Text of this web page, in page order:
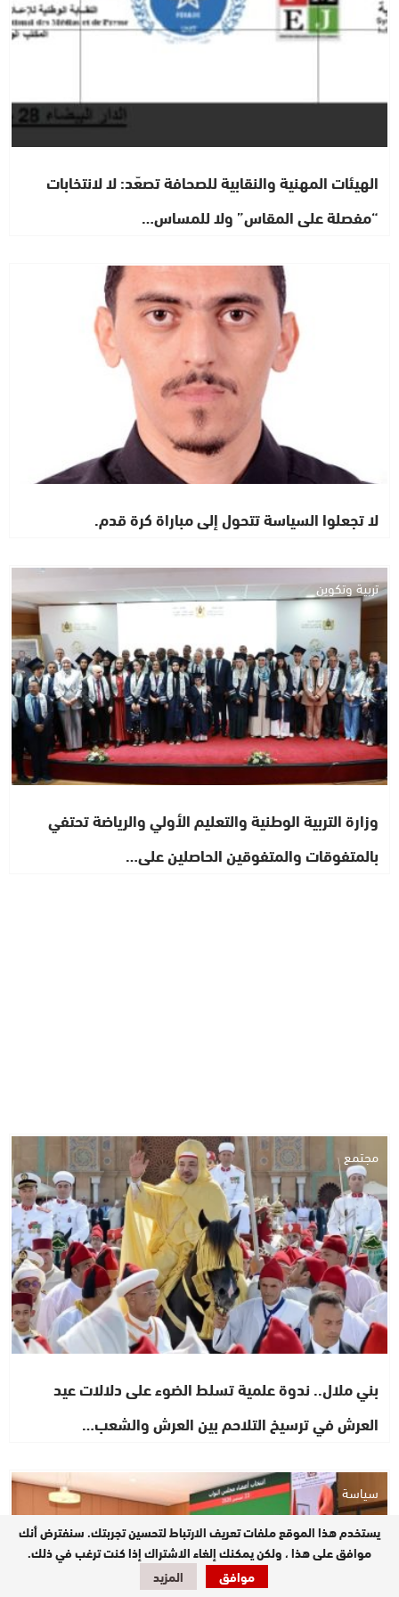
الهيئات المهنية والنقابية للصحافة تصعّد: لا لانتخابات
“مفصلة على المقاس” ولا للمساس…
لا تجعلوا السياسة تتحول إلى مباراة كرة قدم.
تربية وتكوين
وزارة التربية الوطنية والتعليم الأولي والرياضة تحتفي
بالمتفوقات والمتفوقين الحاصلين على…
مجتمع
بني ملال.. ندوة علمية تسلط الضوء على دلالات عيد
العرش في ترسيخ التلاحم بين العرش والشعب…
سياسة
يستخدم هذا الموقع ملفات تعريف الارتباط لتحسين تجربتك. سنفترض أنك
موافق على هذا ، ولكن يمكنك إلغاء الاشتراك إذا كنت ترغب في ذلك.
موافق
المزيد